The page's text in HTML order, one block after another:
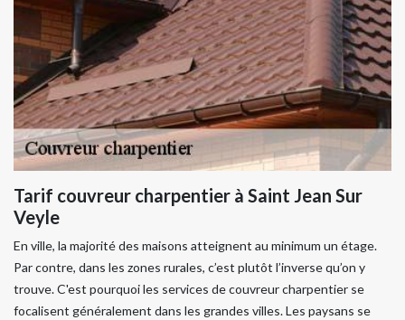
Tarif couvreur charpentier à Saint Jean Sur
Veyle
En ville, la majorité des maisons atteignent au minimum un étage.
Par contre, dans les zones rurales, c’est plutôt l’inverse qu’on y
trouve. C'est pourquoi les services de couvreur charpentier se
focalisent généralement dans les grandes villes. Les paysans se